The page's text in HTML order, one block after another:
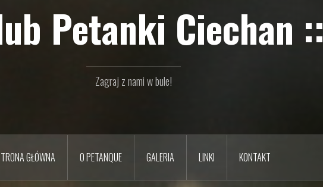
Petanki Ciechan ::
Zagraj z nami w bule!
GŁÓWNA O PETANQUE GALERIA LINKI KONTAKT